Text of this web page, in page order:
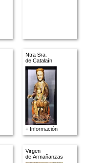
Ntra Sra.
de Catalaín
+ Información
Virgen
de Armañanzas